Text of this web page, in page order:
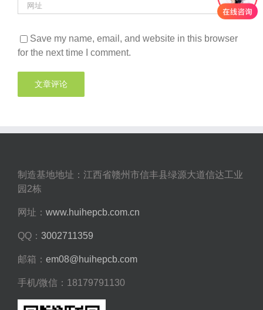
Save my name, email, and website in this browser
for the next time I comment.
制造基地地址：江西省赣州市信丰县绿源大道信达工业
园2栋
网址： www.huihepcb.com.cn
QQ： 3002711359
邮箱： em08@huihepcb.com
手机/微信：18179791130